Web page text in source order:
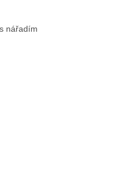
nářadím